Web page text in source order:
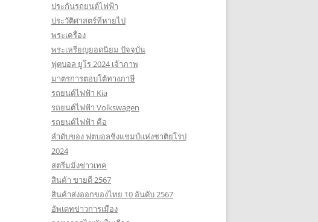
ประกันรถยนต์ไฟฟ้า
ประวัติศาสตร์ที่หายไป
พระเครื่อง
พระเหรียญยอดนิยม ปัจจุบัน
ฟุตบอล ยูโร 2024 เจ้าภาพ
มาตรการตอบโต้ทางภาษี
รถยนต์ไฟฟ้า Kia
รถยนต์ไฟฟ้า Volkswagen
รถยนต์ไฟฟ้า คือ
ลำดับของ ฟุตบอลชิงแชมป์แห่งชาติยุโรป
2024
สตรีมมิ่งข่าวเทค
สินค้า ขายดี 2567
สินค้าส่งออกของไทย 10 อันดับ 2567
อัพเดทข่าวการเมือง